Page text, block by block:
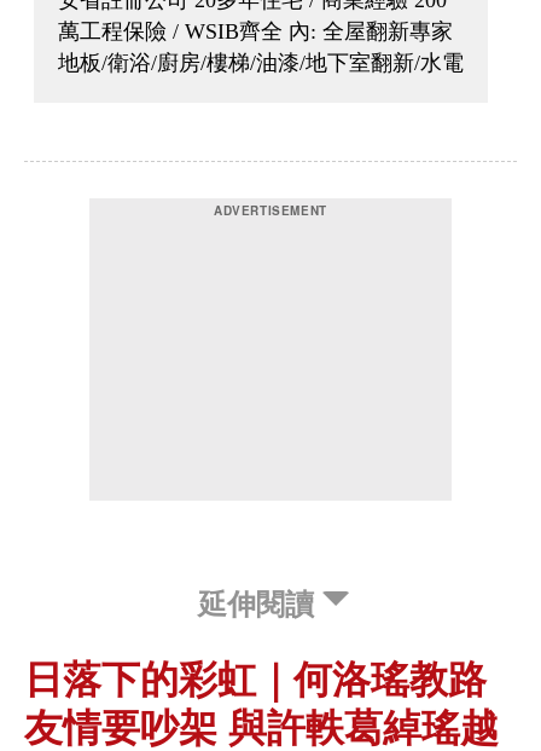
延伸閱讀
日落下的彩虹｜何洛瑤教路
友情要吵架 與許軼葛綽瑤越